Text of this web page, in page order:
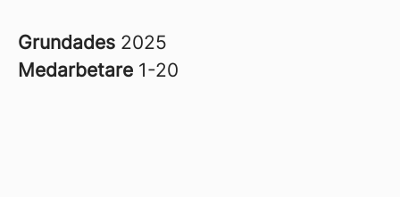
Grundades 2025
Medarbetare 1-20